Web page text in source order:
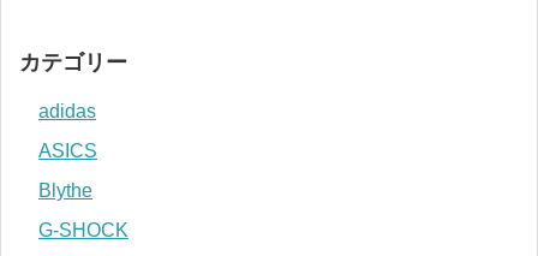
カテゴリー
adidas
ASICS
Blythe
G-SHOCK